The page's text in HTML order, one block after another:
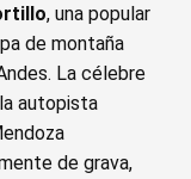
, una popular
de montaña
La célebre
autopista
de grava,